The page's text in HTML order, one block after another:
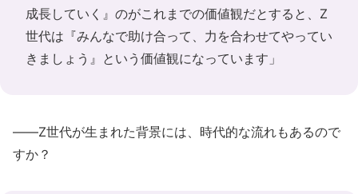
成長していく』のがこれまでの価値観だとすると、Z
世代は『みんなで助け合って、力を合わせてやってい
きましょう』という価値観になっています」
――Z世代が生まれた背景には、時代的な流れもあるので
すか？